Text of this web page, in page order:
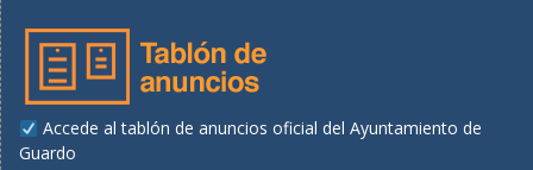
Accede al tablón de anuncios oficial del Ayuntamiento de
Guardo